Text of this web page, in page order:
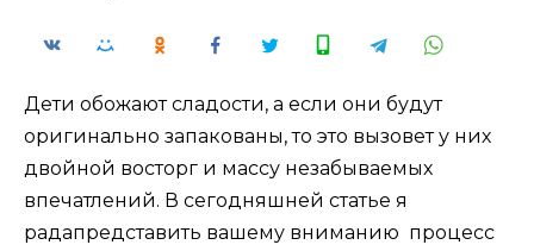
Дети обожают сладости, а если они будут
оригинально запакованы, то это вызовет у них
двойной восторг и массу незабываемых
впечатлений. В сегодняшней статье я
радапредставить вашему вниманию процесс